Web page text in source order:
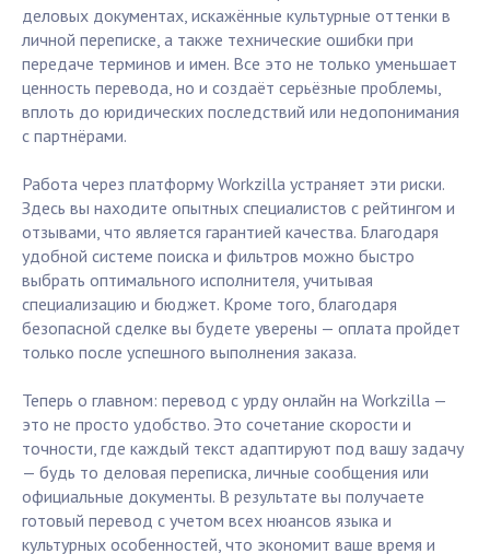
деловых документах, искажённые культурные оттенки в
личной переписке, а также технические ошибки при
передаче терминов и имен. Все это не только уменьшает
ценность перевода, но и создаёт серьёзные проблемы,
вплоть до юридических последствий или недопонимания
с партнёрами.
Работа через платформу Workzilla устраняет эти риски.
Здесь вы находите опытных специалистов с рейтингом и
отзывами, что является гарантией качества. Благодаря
удобной системе поиска и фильтров можно быстро
выбрать оптимального исполнителя, учитывая
специализацию и бюджет. Кроме того, благодаря
безопасной сделке вы будете уверены — оплата пройдет
только после успешного выполнения заказа.
Теперь о главном: перевод с урду онлайн на Workzilla —
это не просто удобство. Это сочетание скорости и
точности, где каждый текст адаптируют под вашу задачу
— будь то деловая переписка, личные сообщения или
официальные документы. В результате вы получаете
готовый перевод с учетом всех нюансов языка и
культурных особенностей, что экономит ваше время и